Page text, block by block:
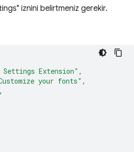
iznini belirtmeniz gerekir.
Settings Extension" ,
your fonts" ,
,